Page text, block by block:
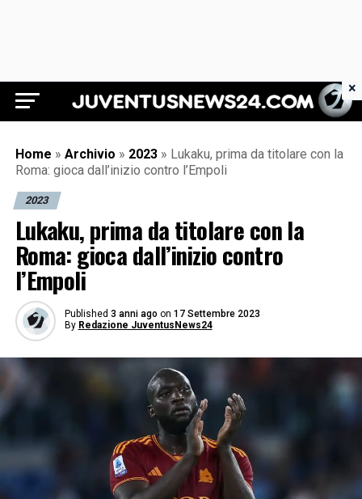
Juventus News 24
Home » Archivio » 2023 » Lukaku, prima da titolare con la
Roma: gioca dall’inizio contro l’Empoli
2023
Lukaku, prima da titolare con la
Roma: gioca dall’inizio contro
l’Empoli
Published 3 anni ago on 17 Settembre 2023
By Redazione JuventusNews24
×